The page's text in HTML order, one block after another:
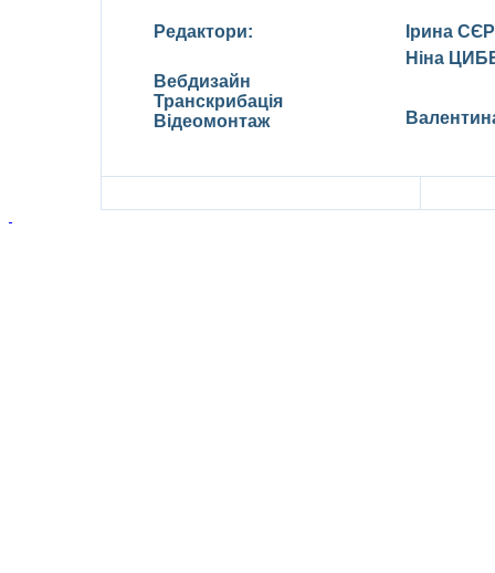
Редактори:
Ірина
Ніна
Вебдизайн
Транскрибація
Відеомонтаж